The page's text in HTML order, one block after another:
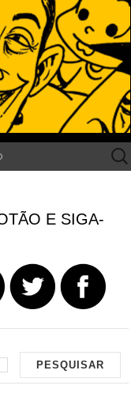
Search
for:
E SIGA-